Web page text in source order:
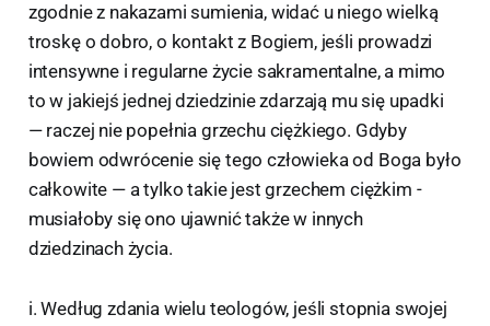
zgodnie z nakazami sumienia, widać u niego wielką
troskę o dobro, o kontakt z Bogiem, jeśli prowadzi
intensywne i regularne życie sakramentalne, a mimo
to w jakiejś jednej dziedzinie zdarzają mu się upadki
— raczej nie popełnia grzechu ciężkiego. Gdyby
bowiem odwrócenie się tego człowieka od Boga było
całkowite — a tylko takie jest grzechem ciężkim -
musiałoby się ono ujawnić także w innych
dziedzinach życia.
i. Według zdania wielu teologów, jeśli stopnia swojej